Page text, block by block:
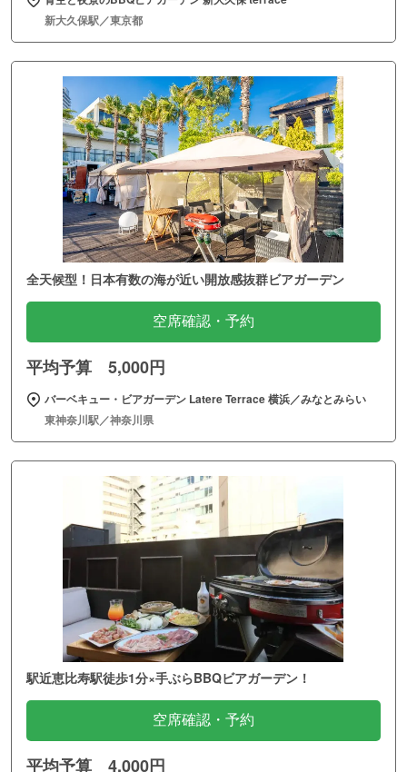
新大久保駅／東京都
全天候型！日本有数の海が近い開放感抜群ビアガーデン
空席確認・予約
平均予算 5,000円
バーベキュー・ビアガーデン Latere Terrace 横浜／みなとみらい
東神奈川駅／神奈川県
駅近恵比寿駅徒歩1分×手ぶらBBQビアガーデン！
空席確認・予約
平均予算 4,000円